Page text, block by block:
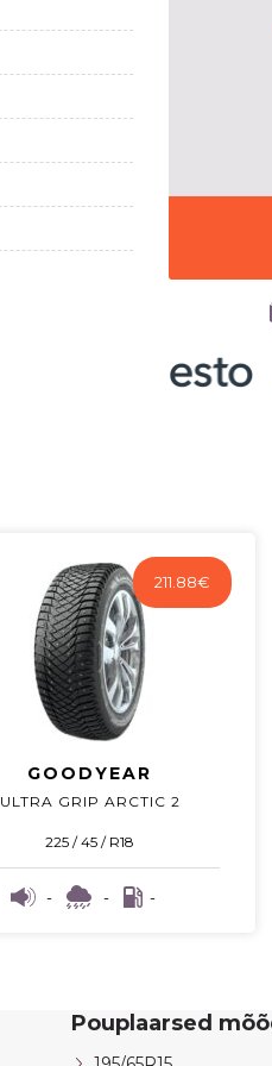
211.88€
GOODYEAR
ULTRA GRIP ARCTIC 2
225 / 45 / R18
- - -
Pouplaarsed